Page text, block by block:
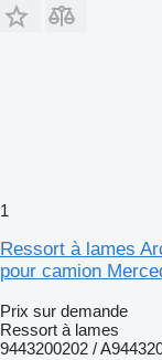
1
Ressort à lames
pour camion
Prix sur demande
Ressort à lames
9443200202 /